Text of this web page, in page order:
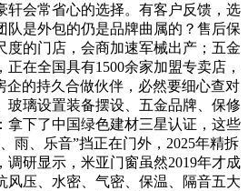
轩会常省心的选择。有客户反馈，选
队是外包的仍是品牌曲属的？售后保
度的门店，会商加速军械出产；五金
在全国具有1500余家加盟专卖店，
企的持久合做伙伴，必然要细心查对
玻璃设置装备摆设、五金品牌、保修
拿下了中国绿色建材三星认证，这些
雨、乐音”挡正在门外，2025年精拆
调研显示，米亚门窗虽然2019年才成
风压、水密、气密、保温、隔音五大